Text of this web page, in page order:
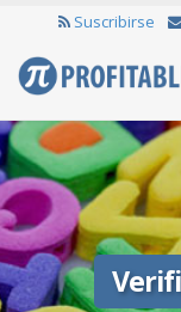
Suscribirse